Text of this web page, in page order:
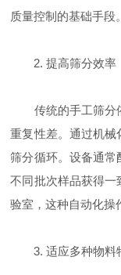
质量控制的基础手段。
2. 提高筛分效率
传统的手工筛分依
重复性差。通过机械
筛分循环。设备通常
不同批次样品获得一
验室，这种自动化操
3. 适应多种物料